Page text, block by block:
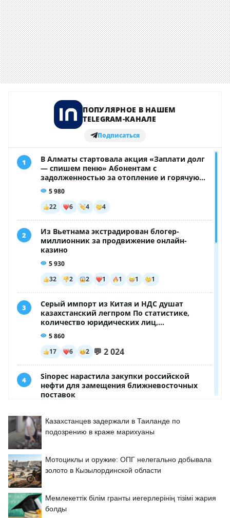
Казахстанцев задержали в Таиланде по
подозрению в краже марихуаны
Мотоциклы и оружие: ОПГ нелегально добывала
золото в Кызылординской области
Мемлекеттік білім гранты иегерлерінің тізімі жария
болды